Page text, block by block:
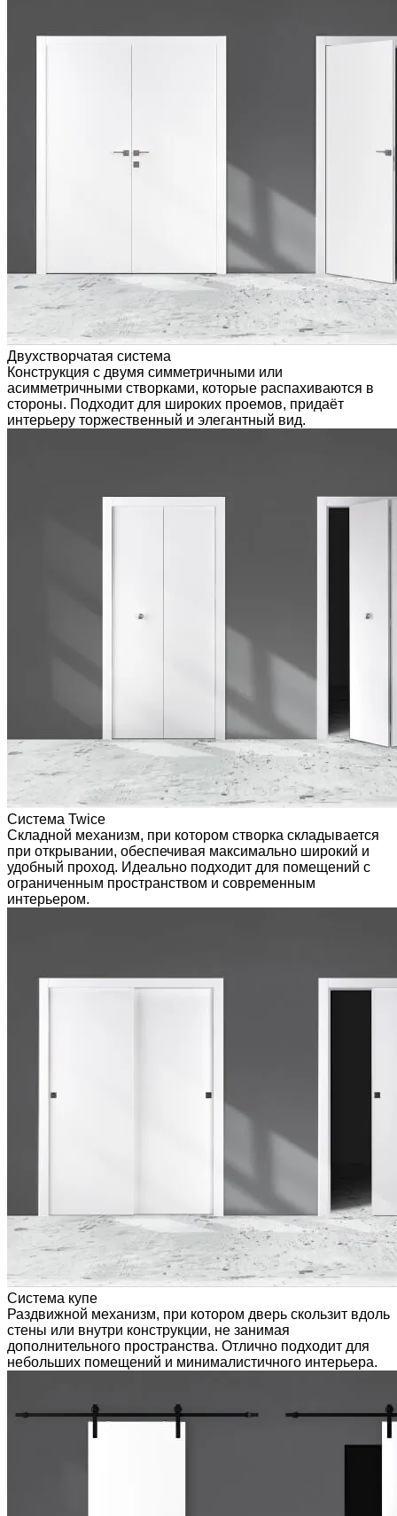
Двухстворчатая система
Конструкция с двумя симметричными или
асимметричными створками, которые распахиваются в
стороны. Подходит для широких проемов, придаёт
интерьеру торжественный и элегантный вид.
Система Twice
Складной механизм, при котором створка складывается
при открывании, обеспечивая максимально широкий и
удобный проход. Идеально подходит для помещений с
ограниченным пространством и современным
интерьером.
Система купе
Раздвижной механизм, при котором дверь скользит вдоль
стены или внутри конструкции, не занимая
дополнительного пространства. Отлично подходит для
небольших помещений и минималистичного интерьера.